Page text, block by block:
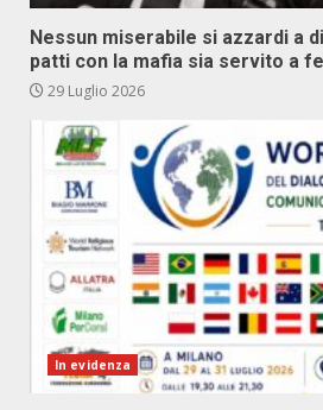
Nessun miserabile si azzardi a
patti con la mafia sia servito a
29 Luglio 2026
In evidenza